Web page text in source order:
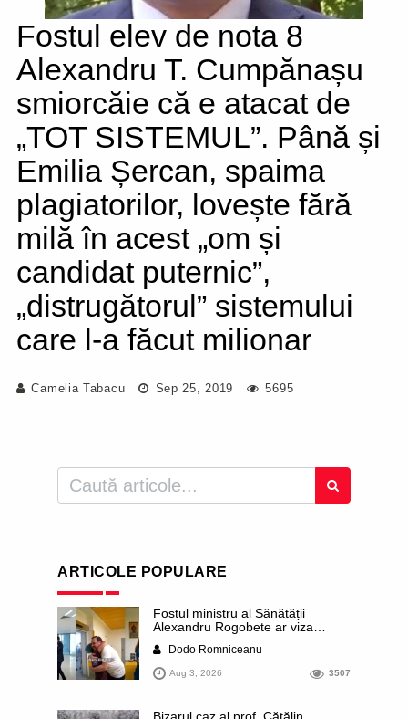
Fostul elev de nota 8
Alexandru T. Cumpănașu
smiorcăie că e atacat de
„TOT SISTEMUL”. Până și
Emilia Șercan, spaima
plagiatorilor, lovește fără
milă în acest „om și
candidat puternic”,
„distrugătorul” sistemului
care l-a făcut milionar
Camelia Tabacu Sep 25, 2019 5695
ARTICOLE POPULARE
Fostul ministru al Sănătății
Alexandru Rogobete ar viza
al orașului Timișoara. Pesedistul
publică imagini demne de Coreea
de Nord cu femei din Timișoara
Dodo Romniceanu
Aug 3, 2026 3507